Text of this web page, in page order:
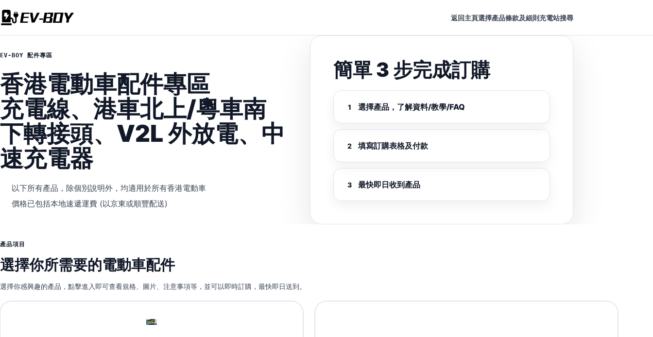
返回主頁選擇產品條款及細則充電站搜尋
EV-BOY 配件專區
香港電動車配件專區
充電線、港車北上/粵車南
下轉接頭、V2L 外放電、中
速充電器
以下所有產品，除個別說明外，均適用於所有香港電動車
價格已包括本地速遞運費 (以京東或順豐配送)
簡單 3 步完成訂購
選擇產品，了解資料/教學/FAQ
填寫訂購表格及付款
最快即日收到產品
產品項目
選擇你所需要的電動車配件
選擇你感興趣的產品，點擊進入即可查看規格、圖片、注意事項等，並可以即時訂購，最快即日送到。